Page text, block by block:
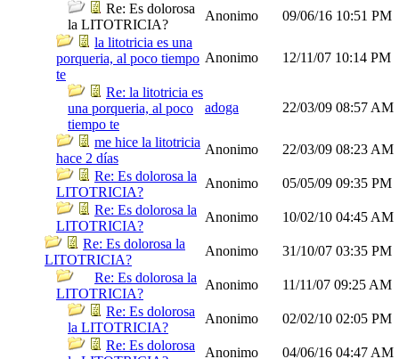
Re: Es dolorosa
la LITOTRICIA?
Anonimo 09/06/16 10:51 PM
la litotricia es una
porqueria, al poco tiempo
te
Anonimo 12/11/07 10:14 PM
Re: la litotricia es
una porqueria, al poco
tiempo te
adoga 22/03/09 08:57 AM
me hice la litotricia
hace 2 días
Anonimo 22/03/09 08:23 AM
Re: Es dolorosa la
LITOTRICIA?
Anonimo 05/05/09 09:35 PM
Re: Es dolorosa la
LITOTRICIA?
Anonimo 10/02/10 04:45 AM
Re: Es dolorosa la
LITOTRICIA?
Anonimo 31/10/07 03:35 PM
Re: Es dolorosa la
LITOTRICIA?
Anonimo 11/11/07 09:25 AM
Re: Es dolorosa
la LITOTRICIA?
Anonimo 02/02/10 02:05 PM
Re: Es dolorosa
Anonimo 04/06/16 04:47 AM